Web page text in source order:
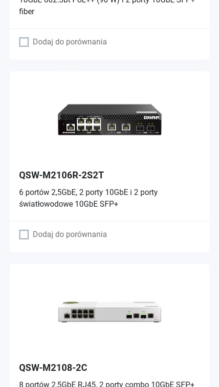
fiber
Dodaj do porównania
QSW-M2106R-2S2T
6 portów 2,5GbE, 2 porty 10GbE i 2 porty
światłowodowe 10GbE SFP+
Dodaj do porównania
QSW-M2108-2C
8 portów 2,5GbE RJ45, 2 porty combo 10GbE SFP+